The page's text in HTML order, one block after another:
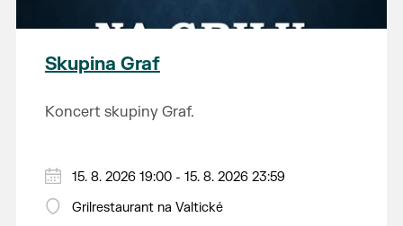
Skupina Graf
Koncert skupiny Graf.
15. 8. 2026 19:00 - 15. 8. 2026 23:59
Grilrestaurant na Valtické